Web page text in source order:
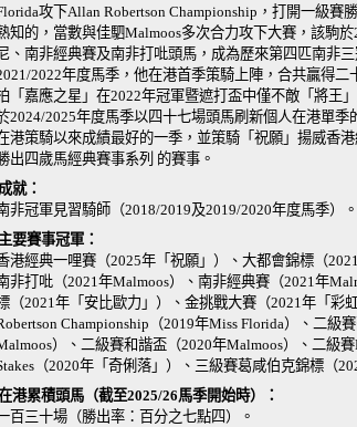
攻下Allan Robertson Championship，打開一級賽
知的，當數與佳駟Malmoos多次合力攻下大賽，該駒
、南非經典賽及南非打吡頭馬，成為歷來第四匹南非三
2022年度馬季，他在港首季策騎上陣，合共贏得二
「嘉應之星」在2022年冠軍暨遮打盃中僅不敵「將王
2024/2025年度馬季以四十七場頭馬刷新個人在港單季
港策騎以來成績最好的一季，並策騎「祝願」揚威香
出四歲馬經典賽事系列 的賽事。
成就：
非冠軍見習騎師（2018/2019及2019/2020年度馬季）。
要賽事冠軍：
港經典一哩賽（2025年「祝願」）、大都會錦標（
非打吡（2021年Malmoos）、南非經典賽（2021年
（2021年「安比歐力」）、金挑戰大賽（2021年「彩
Championship（2019年Miss Florida）、二級
）、二級賽和諧盃（2020年Malmoos）、二級
（2020年「奇俐落」）、三級賽葛咸伯克錦標（
港累積頭馬（截至2025/26馬季開始時）：
百三十場（勝出率：百分之七點四）。